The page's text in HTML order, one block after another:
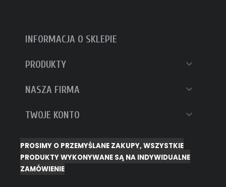
INFORMACJA O SKLEPIE
PRODUKTY 
NASZA FIRMA 
TWOJE KONTO 
PROSIMY O PRZEMYŚLANE ZAKUPY, WSZYSTKIE
PRODUKTY WYKONYWANE SĄ NA INDYWIDUALNE
ZAMÓWIENIE